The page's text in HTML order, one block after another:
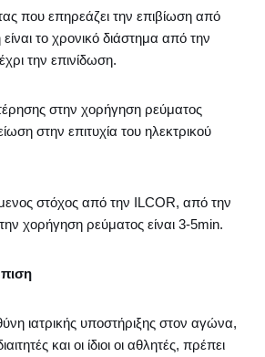
που επηρεάζει την επιβίωση από
το χρονικό διάστημα από την
την επινίδωση.
στην χορήγηση ρεύματος
στην επιτυχία του ηλεκτρικού
στόχος από την ILCOR, από την
χορήγηση ρεύματος είναι 3-5min.
ιατρικής υποστήριξης στον αγώνα,
και οι ίδιοι οι αθλητές, πρέπει